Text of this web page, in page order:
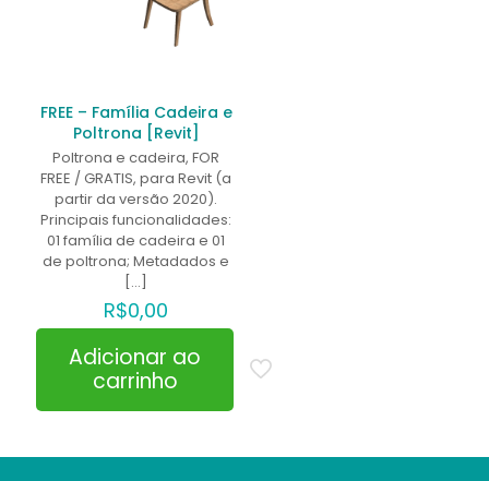
FREE – Família Cadeira e
Poltrona [Revit]
Poltrona e cadeira, FOR
FREE / GRATIS, para Revit (a
partir da versão 2020).
Principais funcionalidades:
01 família de cadeira e 01
de poltrona; Metadados e
[…]
R$0,00
Adicionar ao
carrinho